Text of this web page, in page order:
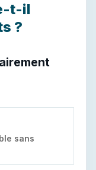
t-il
?
sans